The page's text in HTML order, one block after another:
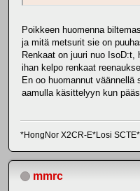
Poikkeen huomenna
ja mitä metsurit sie on
Renkaat on juuri nuo
ihan kelpo renkaat
En oo huomannut
aamulla käsittelyyn kun
*HongNor X2CR-E*Losi SCTE*
mmrc